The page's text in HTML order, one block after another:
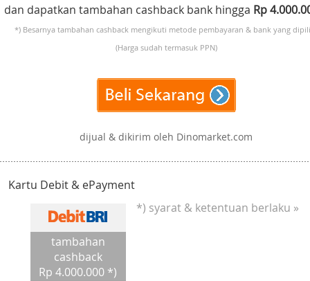
dan dapatkan tambahan cashback bank hingga Rp
*) Besarnya tambahan cashback mengikuti metode pembayaran & bank yang
(Harga sudah termasuk PPN)
dijual & dikirim oleh Dinomarket.com
Kartu Debit & ePayment
tambahan
cashback
Rp 4.000.000 *)
*) syarat & ketentuan berlaku »